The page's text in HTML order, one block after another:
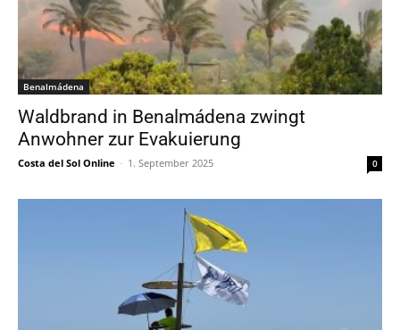
Benalmádena
Waldbrand in Benalmádena zwingt
Anwohner zur Evakuierung
Costa del Sol Online - 1. September 2025 0